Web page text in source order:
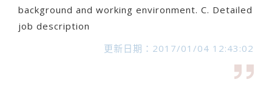
background and working environment. C. Detailed
job description
更新日期：2017/01/04 12:43:02